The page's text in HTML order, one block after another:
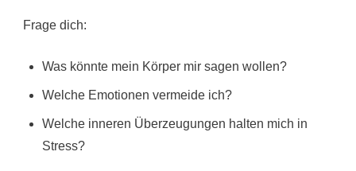
Frage dich:
Was könnte mein Körper mir sagen wollen?
Welche Emotionen vermeide ich?
Welche inneren Überzeugungen halten mich in
Stress?